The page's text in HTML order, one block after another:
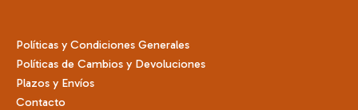
Políticas y Condiciones Generales
Políticas de Cambios y Devoluciones
Plazos y Envíos
Contacto